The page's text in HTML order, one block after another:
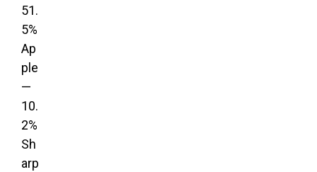
51.
5%
Ap
ple
—
10.
2%
Sh
arp